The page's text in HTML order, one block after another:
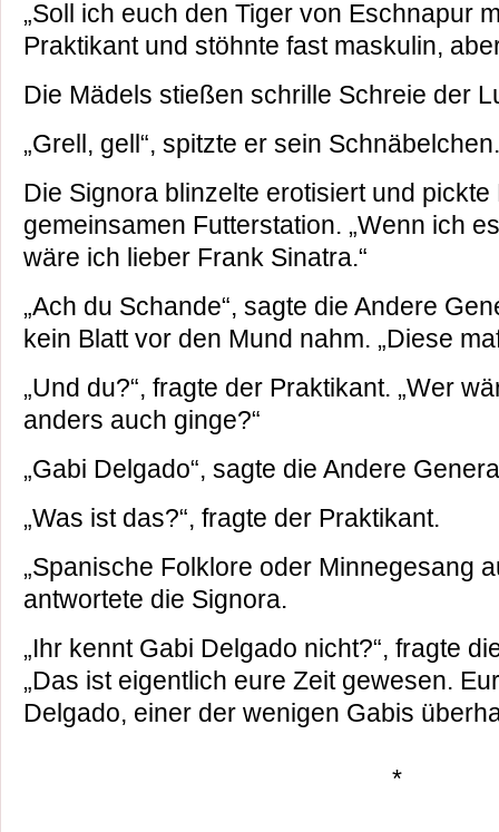
„Soll ich euch den Tiger von Eschnapur
Praktikant und stöhnte fast maskulin,
Die Mädels stießen schrille Schreie der
„Grell, gell“, spitzte er sein Schnäbelchen.
Die Signora blinzelte erotisiert und
gemeinsamen Futterstation. „Wenn ich
wäre ich lieber Frank Sinatra.“
„Ach du Schande“, sagte die Andere
kein Blatt vor den Mund nahm. „Diese
„Und du?“, fragte der Praktikant. „Wer
anders auch ginge?“
„Gabi Delgado“, sagte die Andere
„Was ist das?“, fragte der Praktikant.
„Spanische Folklore oder Minnegesang
antwortete die Signora.
„Ihr kennt Gabi Delgado nicht?“, fragte
„Das ist eigentlich eure Zeit gewesen.
Delgado, einer der wenigen Gabis
*